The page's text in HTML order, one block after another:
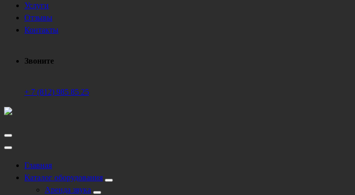
Услуги
Отзывы
Контакты
Звоните
+ 7 (812) 985 85 25
Техническое обеспечение мероприятий
Главная
Каталог оборудования
Аренда звука